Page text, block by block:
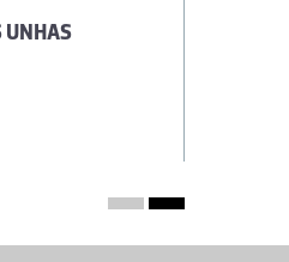
UNHAS